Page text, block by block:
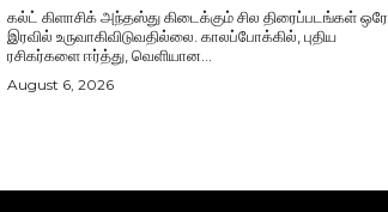
கல்ட் கிளாசிக் அந்தஸ்து கிடைக்கும் சில திரைப்படங்கள் ஒரே
இரவில் உருவாகிவிடுவதில்லை. காலப்போக்கில், புதிய
ரசிகர்களை ஈர்த்து, வெளியான...
August 6, 2026